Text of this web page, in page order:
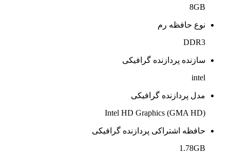
8GB
نوع حافظه رم
DDR3
سازنده پردازنده گرافیکی
intel
مدل پردازنده گرافیکی
Intel HD Graphics (GMA HD)
حافظه اشتراکی پردازنده گرافیکی
1.78GB